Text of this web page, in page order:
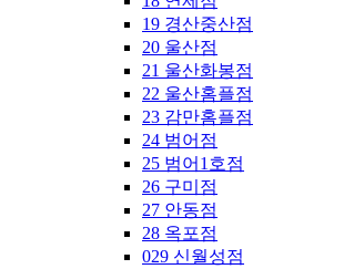
19 경산중산점
20 울산점
21 울산화봉점
22 울산홈플점
23 감만홈플점
24 범어점
25 범어1호점
26 구미점
27 안동점
28 옥포점
029 신월성점